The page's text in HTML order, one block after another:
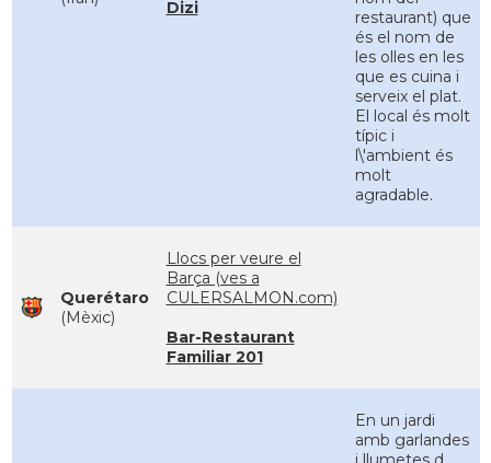
Dizi
restaurant) que
és el nom de
les olles en les
que es cuina i
serveix el plat.
El local és molt
típic i
l\'ambient és
molt
agradable.
Querétaro
(Mèxic)
Llocs per veure el
Barça (ves a
CULERSALMON.com)
Bar-Restaurant
Familiar 201
En un jardi
amb garlandes